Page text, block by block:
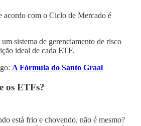
acordo com o Ciclo de Mercado é
sistema de gerenciamento de risco
ideal de cada ETF.
A Fórmula do Santo Graal
os ETFs?
está frio e chovendo, não é mesmo?